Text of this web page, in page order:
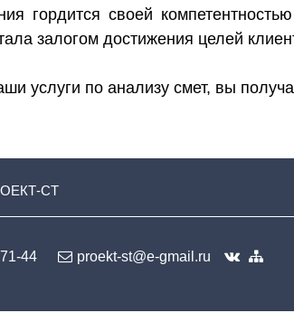
гордится своей
залогом достижения целей
услуги по анализу смет, вы
СТ
44 proekt-st@e-gmail.ru